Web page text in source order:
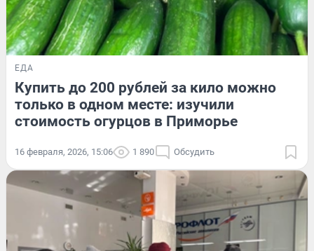
ЕДА
Купить до 200 рублей за кило можно
только в одном месте: изучили
стоимость огурцов в Приморье
16 февраля, 2026, 15:06 1 890 Обсудить